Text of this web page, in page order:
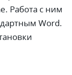
Работа с ним
Word.